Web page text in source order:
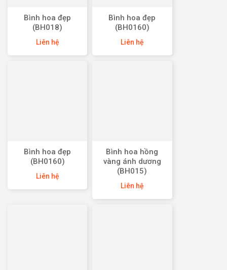
Bình hoa đẹp
(BH018)
Liên hệ
Bình hoa đẹp
(BH0160)
Liên hệ
Bình hoa đẹp
(BH0160)
Liên hệ
Bình hoa hồng
vàng ánh dương
(BH015)
Liên hệ